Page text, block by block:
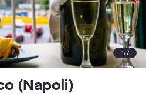
1/7
(Napoli)